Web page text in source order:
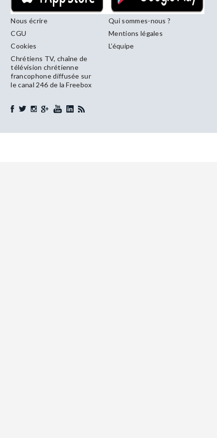
Nous écrire
Qui sommes-nous ?
CGU
Mentions légales
Cookies
L’équipe
Chrétiens TV, chaîne de
télévision chrétienne
francophone diffusée sur
le canal 246 de la Freebox